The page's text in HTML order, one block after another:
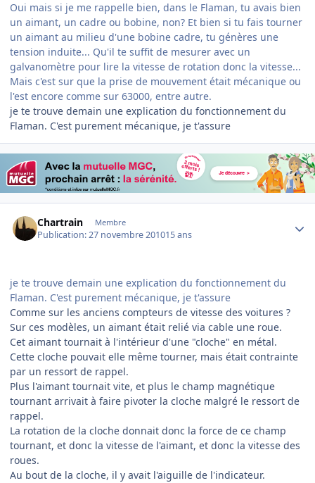
Oui mais si je me rappelle bien, dans le Flaman, tu avais bien
un aimant, un cadre ou bobine, non? Et bien si tu fais tourner
un aimant au milieu d'une bobine cadre, tu génères une
tension induite... Qu'il te suffit de mesurer avec un
galvanomètre pour lire la vitesse de rotation donc la vitesse...
Mais c'est sur que la prise de mouvement était mécanique ou
l'est encore comme sur 63000, entre autre.
je te trouve demain une explication du fonctionnement du
Flaman. C'est purement mécanique, je t'assure
Chartrain Membre
Publication:27 novembre 201015 ans
je te trouve demain une explication du fonctionnement du
Flaman. C'est purement mécanique, je t'assure
Comme sur les anciens compteurs de vitesse des voitures ?
Sur ces modèles, un aimant était relié via cable une roue.
Cet aimant tournait à l'intérieur d'une "cloche" en métal.
Cette cloche pouvait elle même tourner, mais était contrainte
par un ressort de rappel.
Plus l'aimant tournait vite, et plus le champ magnétique
tournant arrivait à faire pivoter la cloche malgré le ressort de
rappel.
La rotation de la cloche donnait donc la force de ce champ
tournant, et donc la vitesse de l'aimant, et donc la vitesse des
roues.
Au bout de la cloche, il y avait l'aiguille de l'indicateur.